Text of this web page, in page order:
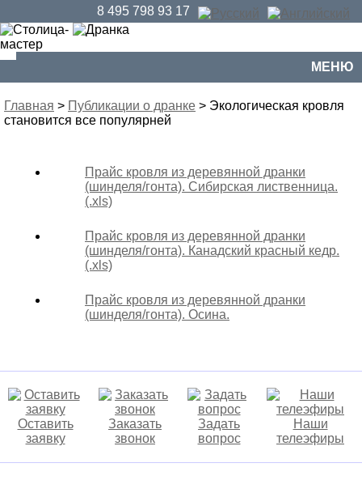
8 495 798 93 17
МЕНЮ
Главная > Публикации о дранке > Экологическая кровля
становится все популярней
Прайс кровля из деревянной дранки
(шинделя/гонта). Сибирская лиственница.
(.xls)
Прайс кровля из деревянной дранки
(шинделя/гонта). Канадский красный кедр.
(.xls)
Прайс кровля из деревянной дранки
(шинделя/гонта). Осина.
Оставить
заявку
Заказать
звонок
Задать
вопрос
Наши
телеэфиры